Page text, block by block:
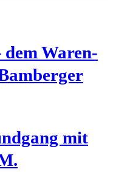
dem Waren­
mit